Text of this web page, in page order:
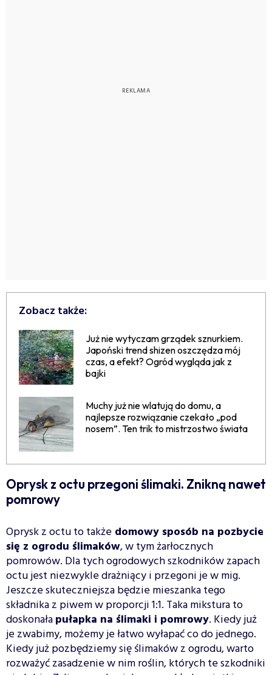
Zobacz także:
Już nie wytyczam grządek sznurkiem.
Japoński trend shizen oszczędza mój
czas, a efekt? Ogród wygląda jak z
bajki
Muchy już nie wlatują do domu, a
najlepsze rozwiązanie czekało „pod
nosem”. Ten trik to mistrzostwo świata
Oprysk z octu przegoni ślimaki. Znikną nawet
pomrowy
Oprysk z octu to także domowy sposób na pozbycie
się z ogrodu ślimaków, w tym żarłocznych
pomrowów. Dla tych ogrodowych szkodników zapach
octu jest niezwykle drażniący i przegoni je w mig.
Jeszcze skuteczniejsza będzie mieszanka tego
składnika z piwem w proporcji 1:1. Taka mikstura to
doskonałapułapka na ślimaki i pomrowy. Kiedy już
je zwabimy, możemy je łatwo wyłapać co do jednego.
Kiedy już pozbędziemy się ślimaków z ogrodu, warto
rozważyć zasadzenie w nim roślin, których te szkodniki